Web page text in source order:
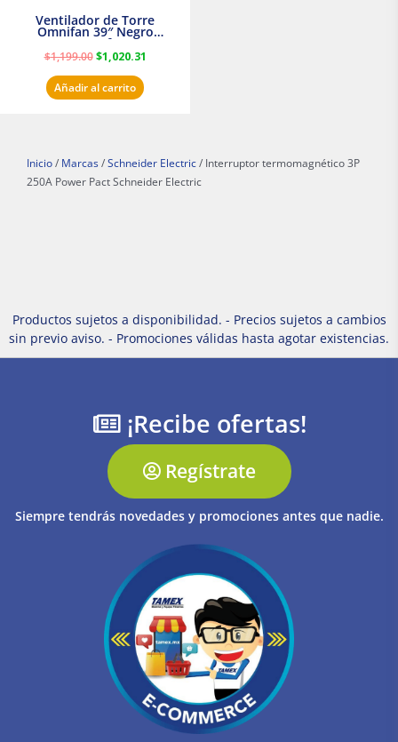
Ventilador de Torre
Omnifan 39″ Negro
Masterfan
$1,199.00 $1,020.31
Añadir al carrito
Inicio / Marcas / Schneider Electric / Interruptor termomagnético 3P
250A Power Pact Schneider Electric
Productos sujetos a disponibilidad. - Precios sujetos a cambios
sin previo aviso. - Promociones válidas hasta agotar existencias.
¡Recibe ofertas!
Regístrate
Siempre tendrás novedades y promociones antes que nadie.